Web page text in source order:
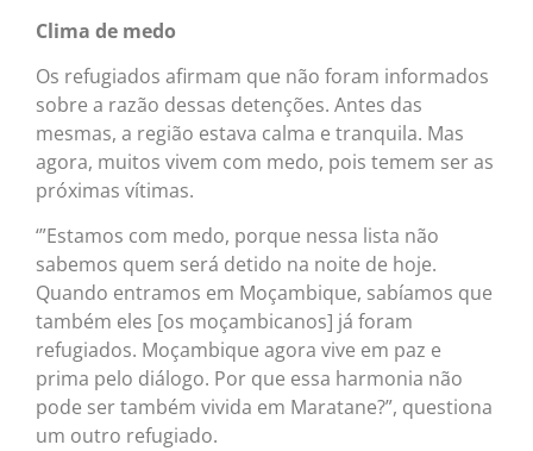
Clima de medo
Os refugiados afirmam que não foram informados
sobre a razão dessas detenções. Antes das
mesmas, a região estava calma e tranquila. Mas
agora, muitos vivem com medo, pois temem ser as
próximas vítimas.
‘”Estamos com medo, porque nessa lista não
sabemos quem será detido na noite de hoje.
Quando entramos em Moçambique, sabíamos que
também eles [os moçambicanos] já foram
refugiados. Moçambique agora vive em paz e
prima pelo diálogo. Por que essa harmonia não
pode ser também vivida em Maratane?”, questiona
um outro refugiado.